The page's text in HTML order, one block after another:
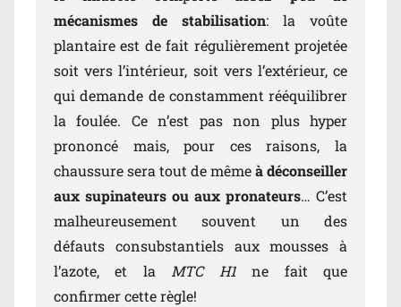
mécanismes de stabilisation: la voûte
plantaire est de fait régulièrement projetée
soit vers l’intérieur, soit vers l’extérieur, ce
qui demande de constamment rééquilibrer
la foulée. Ce n’est pas non plus hyper
prononcé mais, pour ces raisons, la
chaussure sera tout de mêmeà déconseiller
aux supinateurs ou aux pronateurs… C’est
malheureusement souvent un des
défauts consubstantiels aux mousses à
l’azote, et la MTC H1ne fait que
confirmer cette règle!